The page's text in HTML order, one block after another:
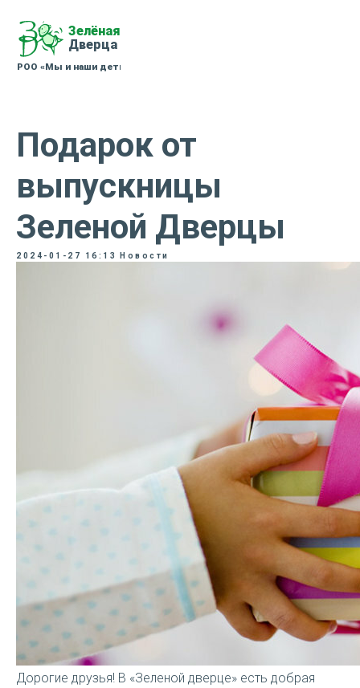
Подарок от
выпускницы
Зеленой Дверцы
2024-01-27 16:13 Новости
Дорогие друзья! В «Зеленой дверце» есть добрая